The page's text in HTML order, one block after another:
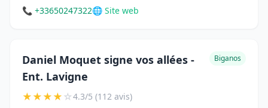
📞 +33650247322🌐 Site web
Daniel Moquet signe vos allées -
Ent. Lavigne
Biganos
★★★★☆4.3/5 (112 avis)